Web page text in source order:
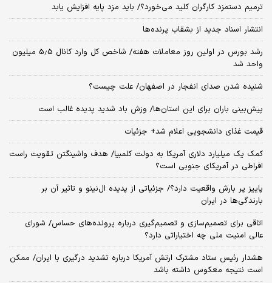
ترمیم دستمزد کارگران کلید می‌خورد؟/ باید مزد پایه افزایش یابد
انتشار اسناد جدید از بشقاب پرنده‌ها
رشد بورس در اولین روز معاملات هفته/ شاخص کل وارد کانال 5.5 میلیون
واحد شد
شنیده شدن صدای انفجار در اصفهان/ علت چیست؟
پیش‌بینی باران برای این استان‌ها/ وزش باد شدید پدیده غالب است
قیمت غذای دانشجویی اعلام شد+ جزئیات
کمک یک میلیارد دلاری آمریکا به دولت کلمبیا/ هدف واشینگتن تقویت راست
افراطی در آمریکای جنوبی است؟
پاییز پر بارش واقعیت دارد؟/ جزئیاتی از پدیده ال‌نینو و تاثیر آن بر
بارندگی‌ها در ایران
اتاقی برای تصمیم‌سازی و تصمیم‌گیری درباره پرونده‌های حساس/ شورای
عالی امنیت ملی چه اختیاراتی دارد؟
هشدار رئیس ستاد مشترک ارتش آمریکا درباره تشدید درگیری با ایران/ ممکن
است نتیجه معکوس داشته باشد